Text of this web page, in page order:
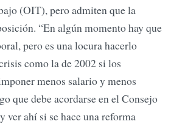
(OIT), pero admiten que la
“En algún momento hay que
pero es una locura hacerlo
como la de 2002 si los
menos salario y menos
que debe acordarse en el Consejo
ver ahí si se hace una reforma